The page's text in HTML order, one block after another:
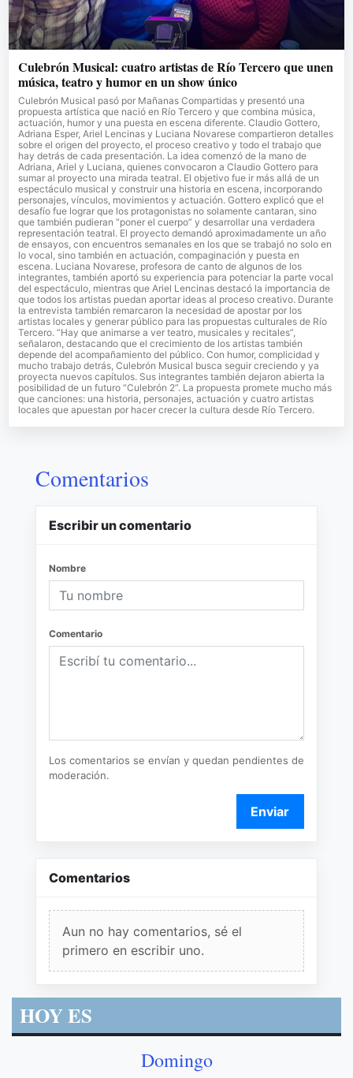
Culebrón Musical: cuatro artistas de Río Tercero que unen
música, teatro y humor en un show único
Culebrón Musical pasó por Mañanas Compartidas y presentó una
propuesta artística que nació en Río Tercero y que combina música,
actuación, humor y una puesta en escena diferente. Claudio Gottero,
Adriana Esper, Ariel Lencinas y Luciana Novarese compartieron detalles
sobre el origen del proyecto, el proceso creativo y todo el trabajo que
hay detrás de cada presentación. La idea comenzó de la mano de
Adriana, Ariel y Luciana, quienes convocaron a Claudio Gottero para
sumar al proyecto una mirada teatral. El objetivo fue ir más allá de un
espectáculo musical y construir una historia en escena, incorporando
personajes, vínculos, movimientos y actuación. Gottero explicó que el
desafío fue lograr que los protagonistas no solamente cantaran, sino
que también pudieran “poner el cuerpo” y desarrollar una verdadera
representación teatral. El proyecto demandó aproximadamente un año
de ensayos, con encuentros semanales en los que se trabajó no solo en
lo vocal, sino también en actuación, compaginación y puesta en
escena. Luciana Novarese, profesora de canto de algunos de los
integrantes, también aportó su experiencia para potenciar la parte vocal
del espectáculo, mientras que Ariel Lencinas destacó la importancia de
que todos los artistas puedan aportar ideas al proceso creativo. Durante
la entrevista también remarcaron la necesidad de apostar por los
artistas locales y generar público para las propuestas culturales de Río
Tercero. “Hay que animarse a ver teatro, musicales y recitales”,
señalaron, destacando que el crecimiento de los artistas también
depende del acompañamiento del público. Con humor, complicidad y
mucho trabajo detrás, Culebrón Musical busca seguir creciendo y ya
proyecta nuevos capítulos. Sus integrantes también dejaron abierta la
posibilidad de un futuro “Culebrón 2”. La propuesta promete mucho más
que canciones: una historia, personajes, actuación y cuatro artistas
locales que apuestan por hacer crecer la cultura desde Río Tercero.
Comentarios
Escribir un comentario
Nombre
Comentario
Los comentarios se envían y quedan pendientes de
moderación.
Enviar
Comentarios
Aun no hay comentarios, sé el
primero en escribir uno.
HOY ES
Domingo